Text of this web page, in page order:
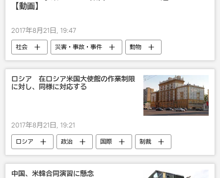
【動画】
2017年8月21日, 19:47
社会 災害・事故・事件
動物
事故
ロシア 在ロシア米国大使館の作業制限
に対し、同様に対応する
2017年8月21日, 19:21
ロシア 政治 国際
制裁
露米関係
米国
中国、米韓合同演習に懸念